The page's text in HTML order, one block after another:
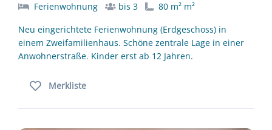
Ferienwohnung bis 3
80 m² m²
Neu eingerichtete Ferienwohnung (Erdgeschoss) in
einem Zweifamilienhaus. Schöne zentrale Lage in einer
Anwohnerstraße. Kinder erst ab 12 Jahren.
Merkliste